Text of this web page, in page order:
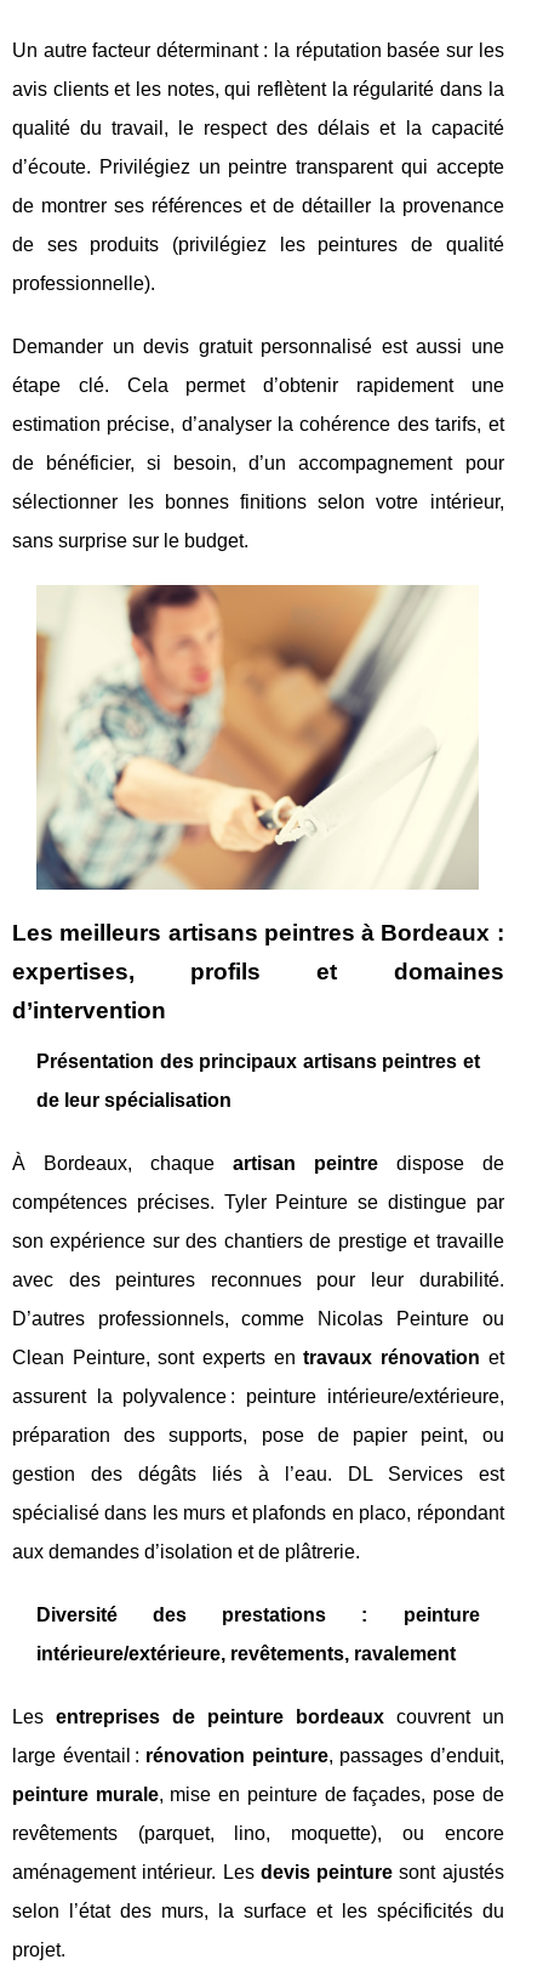
Un autre facteur déterminant : la réputation basée sur les
avis clients et les notes, qui reflètent la régularité dans la
qualité du travail, le respect des délais et la capacité
d’écoute. Privilégiez un peintre transparent qui accepte
de montrer ses références et de détailler la provenance
de ses produits (privilégiez les peintures de qualité
professionnelle).
Demander un devis gratuit personnalisé est aussi une
étape clé. Cela permet d’obtenir rapidement une
estimation précise, d’analyser la cohérence des tarifs, et
de bénéficier, si besoin, d’un accompagnement pour
sélectionner les bonnes finitions selon votre intérieur,
sans surprise sur le budget.
Les meilleurs artisans peintres à Bordeaux :
expertises, profils et domaines
d’intervention
Présentation des principaux artisans peintres et
de leur spécialisation
À Bordeaux, chaque artisan peintredispose de
compétences précises. Tyler Peinture se distingue par
son expérience sur des chantiers de prestige et travaille
avec des peintures reconnues pour leur durabilité.
D’autres professionnels, comme Nicolas Peinture ou
Clean Peinture, sont experts entravaux rénovation et
assurent la polyvalence : peinture intérieure/extérieure,
préparation des supports, pose de papier peint, ou
gestion des dégâts liés à l’eau. DL Services est
spécialisé dans les murs et plafonds en placo, répondant
aux demandes d’isolation et de plâtrerie.
Diversité des prestations : peinture
intérieure/extérieure, revêtements, ravalement
Les entreprises de peinture bordeauxcouvrent un
large éventail : rénovation peinture, passages d’enduit,
peinture murale, mise en peinture de façades, pose de
revêtements (parquet, lino, moquette), ou encore
aménagement intérieur. Les devis peinture sont ajustés
selon l’état des murs, la surface et les spécificités du
projet.